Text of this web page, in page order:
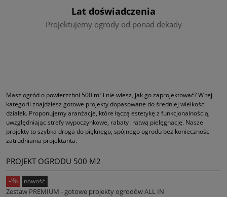
Lat doświadczenia
Projektujemy ogrody od ponad dekady
Masz ogród o powierzchni 500 m² i nie wiesz, jak go zaprojektować? W tej
kategorii znajdziesz gotowe projekty dopasowane do średniej wielkości
działek. Proponujemy aranżacje, które łączą estetykę z funkcjonalnością,
uwzględniając strefy wypoczynkowe, rabaty i łatwą pielęgnację. Nasze
projekty to szybka droga do pięknego, spójnego ogrodu bez konieczności
zatrudniania projektanta.
PROJEKT OGRODU 500 M2
Zestaw PREMIUM - gotowe projekty ogrodów ALL IN
nowość